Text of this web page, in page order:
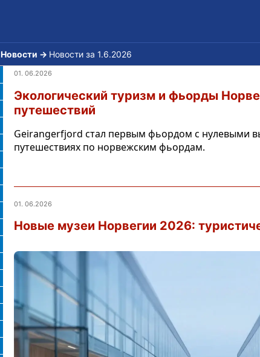
Новости → Новости за 1.6.2026
01. 06.2026
Экологический туризм и фьорды
путешествий
Geirangerfjord стал первым фьордом с нулевыми
путешествиях по норвежским фьордам.
01. 06.2026
Новые музеи Норвегии 2026: